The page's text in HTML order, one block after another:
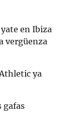
en Ibiza
vergüenza
ya
gafas